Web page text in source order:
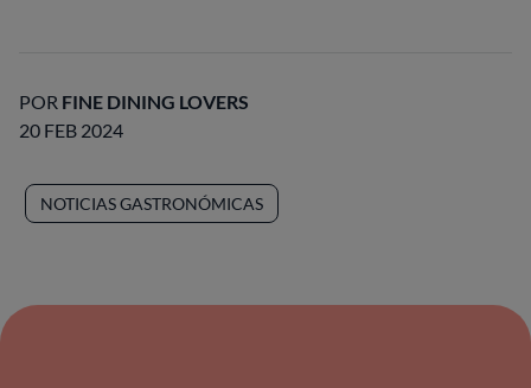
POR FINE DINING LOVERS
20 FEB 2024
NOTICIAS GASTRONÓMICAS